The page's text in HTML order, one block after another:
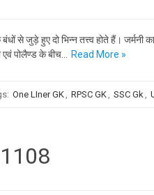
से जुड़े हुए दो भिन्न तत्त्व होते हैं।
पोलैण्ड के बीच…
Read More »
One LIner GK, RPSC GK, SSC Gk,